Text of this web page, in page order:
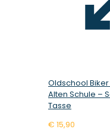
Oldschool
Alten Schule –
Tasse
€ 15,90